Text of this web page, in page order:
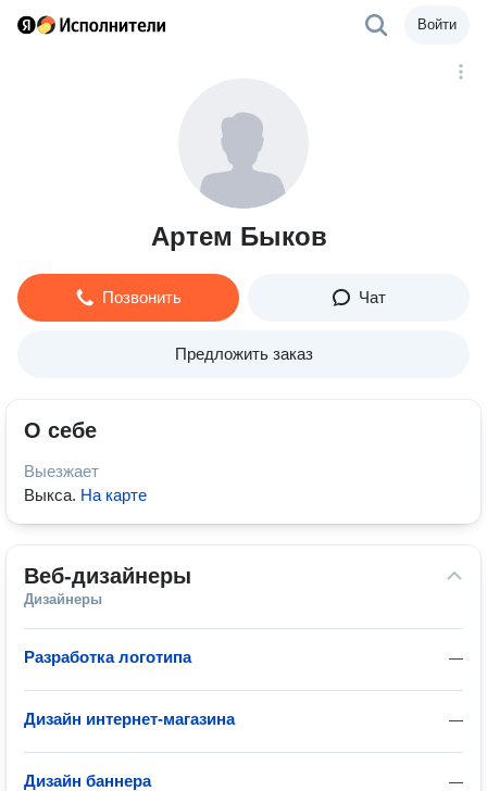
Войти
Артем Быков
Позвонить Чат
Предложить заказ
О себе
Выезжает
Выкса. На карте
Веб-дизайнеры
Дизайнеры
—
Разработка логотипа
—
Дизайн интернет-магазина
—
Дизайн баннера